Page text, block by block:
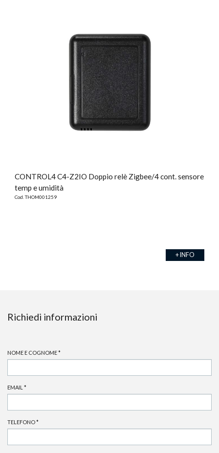
CONTROL4 C4-Z2IO Doppio relè Zigbee/4 cont. sensore
temp e umidità
Cod. THOM001259
+ INFO
Richiedi informazioni
NOME E COGNOME*
EMAIL *
TELEFONO*